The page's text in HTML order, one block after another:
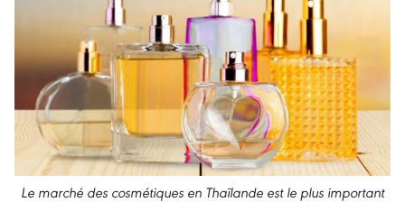
Le marché des cosmétiques en Thaïlande est le plus important